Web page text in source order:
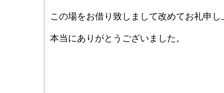
この場をお借り致しまして改めてお礼申し
本当にありがとうございました。